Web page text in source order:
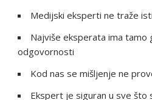
Medijski eksperti ne traže
Najviše eksperata ima tamo
odgovornosti
Kod nas se mišljenje ne
Ekspert je siguran u sve što